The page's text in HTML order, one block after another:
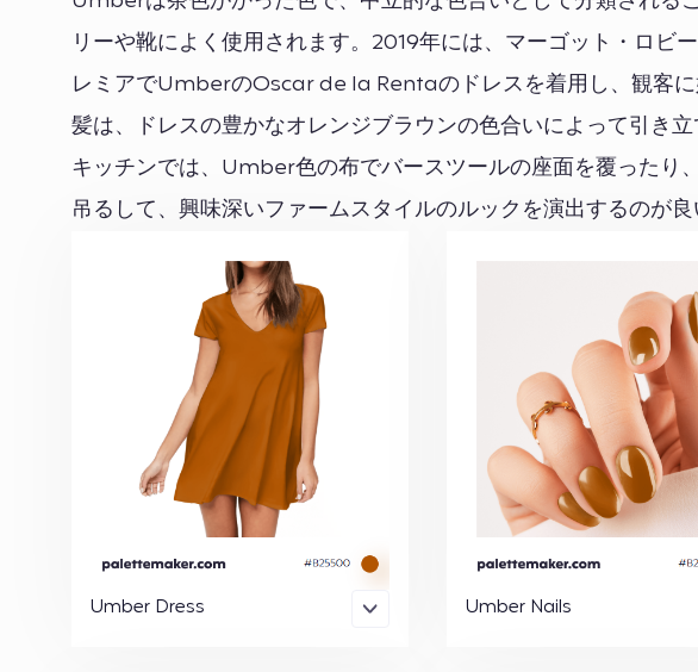
リーや靴によく使用されます。2019年には、マーゴット・ロ
レミアでUmberのOscar de la Rentaのドレスを着用し、観客
髪は、ドレスの豊かなオレンジブラウンの色合いによって引き立
キッチンでは、Umber色の布でバースツールの座面を覆った
吊るして、興味深いファームスタイルのルックを演出するのが良
Umber Dress Umber Nails